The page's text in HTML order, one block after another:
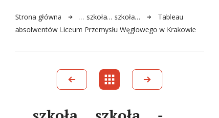
Strona główna … szkoła… szkoła…
Tableau
absolwentów Liceum Przemysłu Węglowego w Krakowie